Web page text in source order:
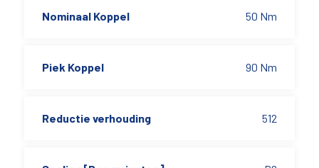
Nominaal Koppel 50 Nm
Piek Koppel 90 Nm
Reductie verhouding 512